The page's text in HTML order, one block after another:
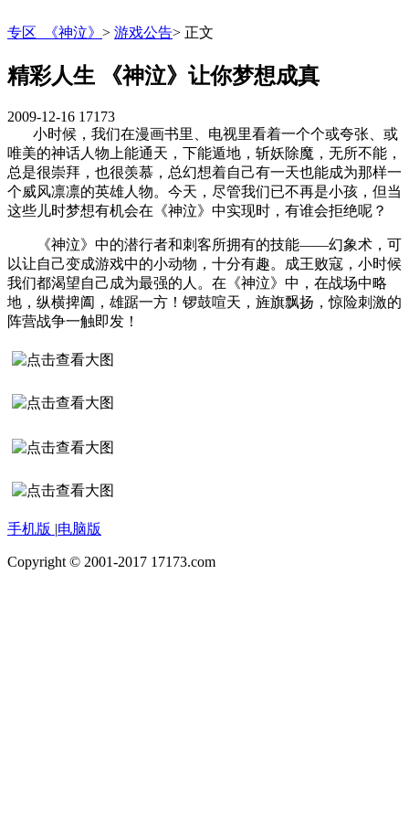
专区_《神泣》 > 游戏公告> 正文
精彩人生 《神泣》让你梦想成真
2009-12-16 17173
小时候，我们在漫画书里、电视里看着一个个或夸张、或
唯美的神话人物上能通天，下能遁地，斩妖除魔，无所不能，
总是很崇拜，也很羡慕，总幻想着自己有一天也能成为那样一
个威风凛凛的英雄人物。今天，尽管我们已不再是小孩，但当
这些儿时梦想有机会在《神泣》中实现时，有谁会拒绝呢？
《神泣》中的潜行者和刺客所拥有的技能——幻象术，可
以让自己变成游戏中的小动物，十分有趣。成王败寇，小时候
我们都渴望自己成为最强的人。在《神泣》中，在战场中略
地，纵横捭阖，雄踞一方！锣鼓喧天，旌旗飘扬，惊险刺激的
阵营战争一触即发！
手机版 |电脑版
Copyright © 2001-2017 17173.com